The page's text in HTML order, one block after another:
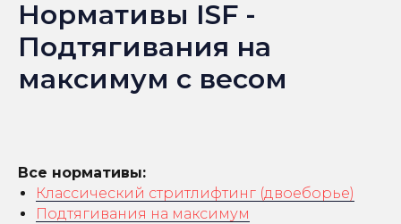
Нормативы ISF -
Подтягивания на
максимум с весом
Все нормативы:
Классический стритлифтинг (двоеборье)
Подтягивания на максимум